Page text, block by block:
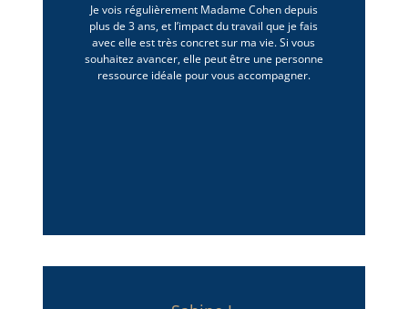
Je vois régulièrement Madame Cohen depuis
plus de 3 ans, et l’impact du travail que je fais
avec elle est très concret sur ma vie. Si vous
souhaitez avancer, elle peut être une personne
ressource idéale pour vous accompagner.